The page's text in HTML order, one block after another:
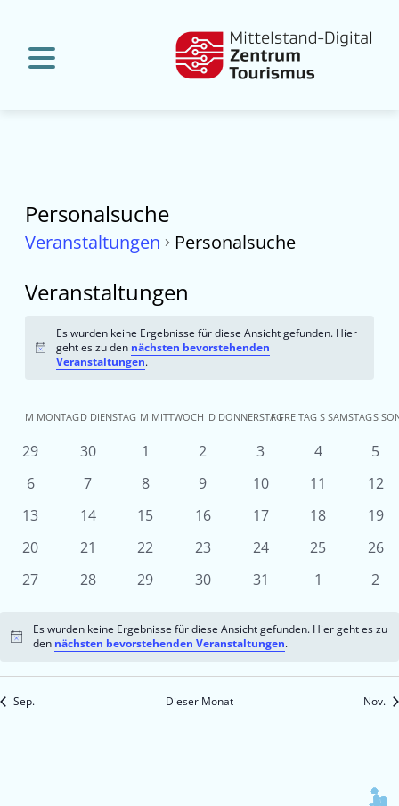
Personalsuche
Veranstaltungen Personalsuche
Veranstaltungen
Hinweis
Es wurden keine Ergebnisse für diese Ansicht gefunden. Hier
geht es zu den nächsten bevorstehenden
Veranstaltungen.
Kalender
von
Veranstaltungen
M MONTAGD DIENSTAG M MITTWOCH D DONNERSTAG
FFREITAG SSAMSTAGS
0
29
0
30
0
1
0
2
0
3
0
4
0
5
0
6
0
7
0
8
0
9
0
10
0
11
0
12
0
13
0
14
0
15
0
16
0
17
0
18
0
19
0
20
0
21
0
22
0
23
0
24
0
25
0
26
0
27
0
28
0
29
0
30
0
31
0
1
0
2
Hinweis
Es wurden keine Ergebnisse für diese Ansicht gefunden. Hier geht es zu
den nächsten bevorstehenden Veranstaltungen.
Sep. Dieser Monat Nov.